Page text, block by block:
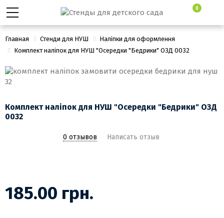
0
Главная Стенди для НУШ
Наліпки для оформлення
Комплект наліпок для НУШ "Осередки "Бедрики" ОЗД 0032
Комплект наліпок для НУШ "Осередки "Бедрики" ОЗД
0032
0 отзывов Написать отзыв
185.00 грн.